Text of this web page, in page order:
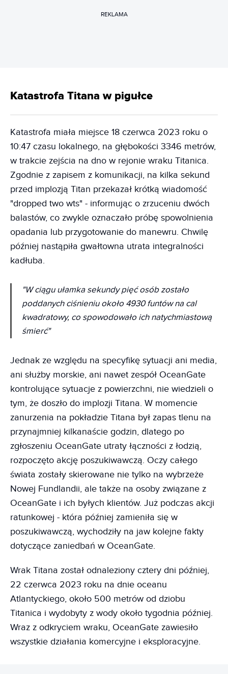
REKLAMA
Katastrofa Titana w pigułce
Katastrofa miała miejsce 18 czerwca 2023 roku o
10:47 czasu lokalnego, na głębokości 3346 metrów,
w trakcie zejścia na dno w rejonie wraku Titanica.
Zgodnie z zapisem z komunikacji, na kilka sekund
przed implozją Titan przekazał krótką wiadomość
"dropped two wts" - informując o zrzuceniu dwóch
balastów, co zwykle oznaczało próbę spowolnienia
opadania lub przygotowanie do manewru. Chwilę
później nastąpiła gwałtowna utrata integralności
kadłuba.
"W ciągu ułamka sekundy pięć osób zostało
poddanych ciśnieniu około 4930 funtów na cal
kwadratowy, co spowodowało ich natychmiastową
śmierć"
Jednak ze względu na specyfikę sytuacji ani media,
ani służby morskie, ani nawet zespół OceanGate
kontrolujące sytuacje z powierzchni, nie wiedzieli o
tym, że doszło do implozji Titana. W momencie
zanurzenia na pokładzie Titana był zapas tlenu na
przynajmniej kilkanaście godzin, dlatego po
zgłoszeniu OceanGate utraty łączności z łodzią,
rozpoczęto akcję poszukiwawczą. Oczy całego
świata zostały skierowane nie tylko na wybrzeże
Nowej Fundlandii, ale także na osoby związane z
OceanGate i ich byłych klientów. Już podczas akcji
ratunkowej - która później zamieniła się w
poszukiwawczą, wychodziły na jaw kolejne fakty
dotyczące zaniedbań w OceanGate.
Wrak Titana został odnaleziony cztery dni później,
22 czerwca 2023 roku na dnie oceanu
Atlantyckiego, około 500 metrów od dziobu
Titanica i wydobyty z wody około tygodnia później.
Wraz z odkryciem wraku, OceanGate zawiesiło
wszystkie działania komercyjne i eksploracyjne.